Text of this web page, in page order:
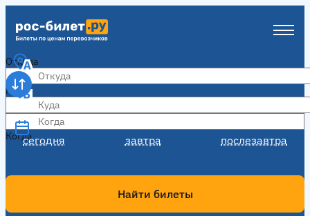
Откуда
Куда
Когда
сегодня завтра послезавтра
Когда
Найти билеты